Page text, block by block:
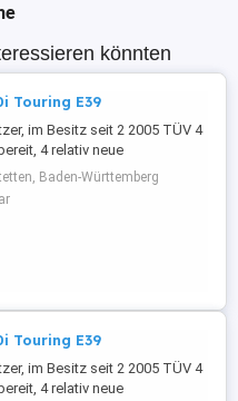
könnten
Touring E39
im Besitz seit 2 2005 TÜV 4
4 relativ neue
4 relativ neue Winterreifen
regelmäßige Inspektion,
neu 2020 mit ca. 249
Baden-Württemberg
Touring E39
im Besitz seit 2 2005 TÜV 4
4 relativ neue